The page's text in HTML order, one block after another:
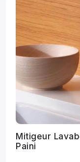
Mitigeur
Paini